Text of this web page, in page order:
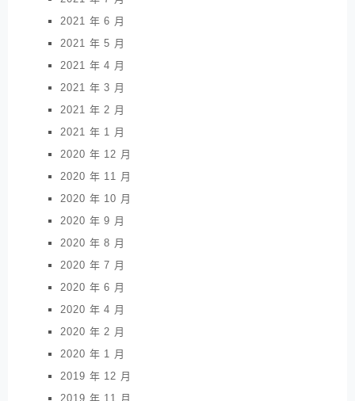
2021 年 6 月
2021 年 5 月
2021 年 4 月
2021 年 3 月
2021 年 2 月
2021 年 1 月
2020 年 12 月
2020 年 11 月
2020 年 10 月
2020 年 9 月
2020 年 8 月
2020 年 7 月
2020 年 6 月
2020 年 4 月
2020 年 2 月
2020 年 1 月
2019 年 12 月
2019 年 11 月